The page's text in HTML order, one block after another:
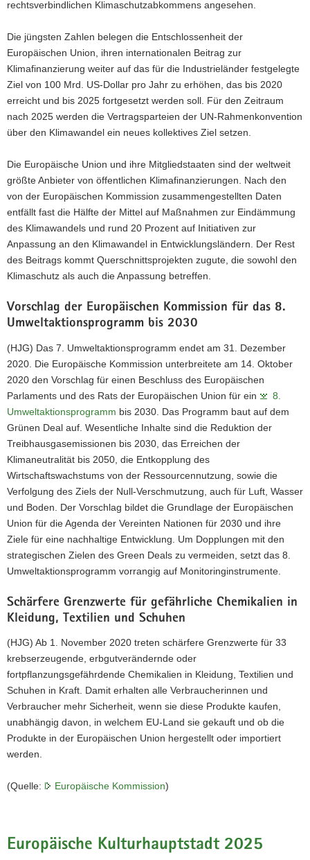
rechtsverbindlichen Klimaschutzabkommens angesehen.
Die jüngsten Zahlen belegen die Entschlossenheit der
Europäischen Union, ihren internationalen Beitrag zur
Klimafinanzierung weiter auf das für die Industrieländer festgelegte
Ziel von 100 Mrd. US-Dollar pro Jahr zu erhöhen, das bis 2020
erreicht und bis 2025 fortgesetzt werden soll. Für den Zeitraum
nach 2025 werden die Vertragsparteien der UN-Rahmenkonvention
über den Klimawandel ein neues kollektives Ziel setzen.
Die Europäische Union und ihre Mitgliedstaaten sind der weltweit
größte Anbieter von öffentlichen Klimafinanzierungen. Nach den
von der Europäischen Kommission zusammengestellten Daten
entfällt fast die Hälfte der Mittel auf Maßnahmen zur Eindämmung
des Klimawandels und rund 20 Prozent auf Initiativen zur
Anpassung an den Klimawandel in Entwicklungsländern. Der Rest
des Beitrags kommt Querschnittsprojekten zugute, die sowohl den
Klimaschutz als auch die Anpassung betreffen.
Vorschlag der Europäischen Kommission für das 8.
Umweltaktionsprogramm bis 2030
(HJG) Das 7. Umweltaktionsprogramm endet am 31. Dezember
2020. Die Europäische Kommission unterbreitete am 14. Oktober
2020 den Vorschlag für einen Beschluss des Europäischen
Parlaments und des Rats der Europäischen Union für ein
8.
Umweltaktionsprogramm bis 2030. Das Programm baut auf dem
Grünen Deal auf. Wesentliche Inhalte sind die Reduktion der
Treibhausgasemissionen bis 2030, das Erreichen der
Klimaneutralität bis 2050, die Entkopplung des
Wirtschaftswachstums von der Ressourcennutzung, sowie die
Verfolgung des Ziels der Null-Verschmutzung, auch für Luft, Wasser
und Boden. Der Vorschlag bildet die Grundlage der Europäischen
Union für die Agenda der Vereinten Nationen für 2030 und ihre
Ziele für eine nachhaltige Entwicklung. Um Dopplungen mit den
strategischen Zielen des Green Deals zu vermeiden, setzt das 8.
Umweltaktionsprogramm vorrangig auf Monitoringinstrumente.
Schärfere Grenzwerte für gefährliche Chemikalien in
Kleidung, Textilien und Schuhen
(HJG) Ab 1. November 2020 treten schärfere Grenzwerte für 33
krebserzeugende, erbgutverändernde oder
fortpflanzungsgefährdende Chemikalien in Kleidung, Textilien und
Schuhen in Kraft. Damit erhalten alle Verbraucherinnen und
Verbraucher mehr Sicherheit, wenn sie diese Produkte kaufen,
unabhängig davon, in welchem EU-Land sie gekauft und ob die
Produkte in der Europäischen Union hergestellt oder importiert
werden.
(Quelle: Europäische Kommission)
Europäische Kulturhauptstadt 2025